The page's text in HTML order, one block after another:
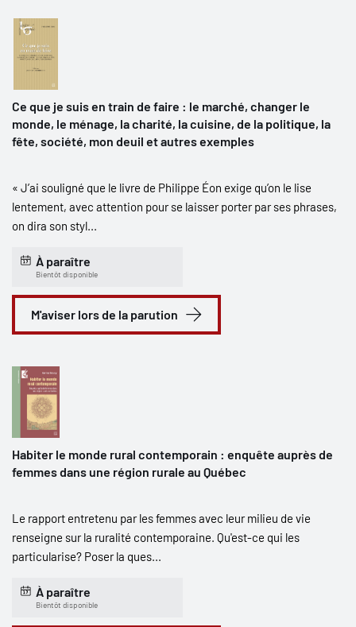
Ce que je suis en train de faire : le marché, changer le
monde, le ménage, la charité, la cuisine, de la politique, la
fête, société, mon deuil et autres exemples
« J’ai souligné que le livre de Philippe Éon exige qu’on le lise
lentement, avec attention pour se laisser porter par ses phrases,
on dira son styl...
À paraître
Bientôt disponible
M'aviser lors de la parution
Habiter le monde rural contemporain : enquête auprès de
femmes dans une région rurale au Québec
Le rapport entretenu par les femmes avec leur milieu de vie
renseigne sur la ruralité contemporaine. Qu'est-ce qui les
particularise? Poser la ques...
À paraître
Bientôt disponible